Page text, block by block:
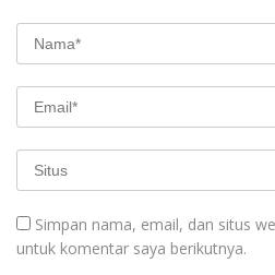
Simpan nama, email, dan situs
untuk komentar saya berikutnya.